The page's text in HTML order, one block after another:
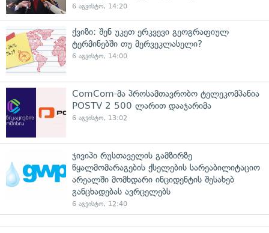
6 აგვისტო, 14:20
ქვიზი: შენ უკეთ ერკვევი გეოგრაფიულ
ტერმინებში თუ მერვეკლასელი?
6 აგვისტო, 14:00
ComCom-მა პროსამთავრობო ტელეკომპანია
POSTV 2 500 ლარით დააჯარიმა
6 აგვისტო, 13:02
ჯივიპი რუსთაველის გამზირზე
წყალმომარაგების ქსელების სარეაბილიტაციო
არეალში მომხდარი ინციდენტის შესახებ
განცხადებას ავრცელებს
6 აგვისტო, 12:40